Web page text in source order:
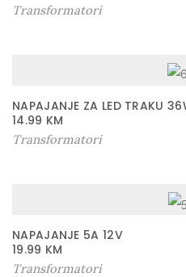
Transformatori
NAPAJANJE ZA LED TRAKU
14.99 KM
Transformatori
NAPAJANJE 5A 12V
19.99 KM
Transformatori